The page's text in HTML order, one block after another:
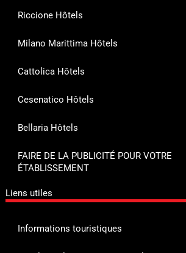
Riccione Hôtels
Milano Marittima Hôtels
Cattolica Hôtels
Cesenatico Hôtels
Bellaria Hôtels
FAIRE DE LA PUBLICITÉ POUR VOTRE
ÉTABLISSEMENT
Liens utiles
Informations touristiques